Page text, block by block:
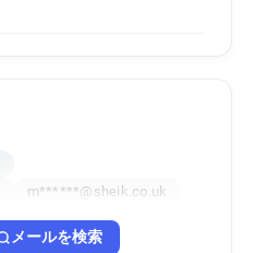
m******@sheik.co.uk
メールを検索